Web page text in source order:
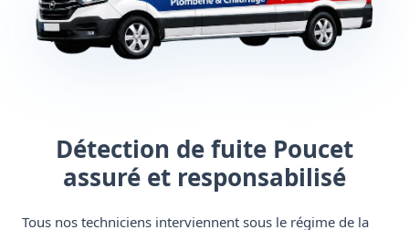
Détection de fuite Poucet
assuré et responsabilisé
Tous nos techniciens interviennent sous le régime de la